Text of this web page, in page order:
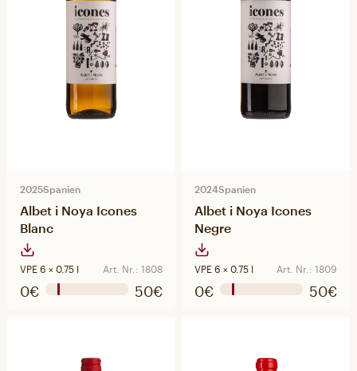
2025Spanien
Albet i Noya Icones
Blanc
VPE 6 × 0.75 l Art. Nr.: 1808
0€ 50€
2024Spanien
Albet i Noya Icones
Negre
VPE 6 × 0.75 l Art. Nr.: 1809
0€ 50€